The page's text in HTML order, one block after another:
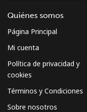
Quiénes somos
Página Principal
Mi cuenta
Política de privacidad y
cookies
Términos y Condiciones
Sobre nosotros